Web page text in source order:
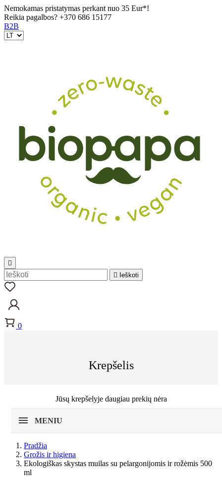
Nemokamas pristatymas perkant nuo 35 Eur*!
Reikia pagalbos? +370 686 15177
B2B


Ieškoti
0
Krepšelis
Jūsų krepšelyje daugiau prekių nėra
MENIU
Pradžia
Grožis ir higiena
Ekologiškas skystas muilas su pelargonijomis ir rožėmis 500
ml